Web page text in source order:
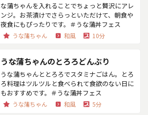
な蒲ちゃんを入れることでちょっと贅沢にアレ
ンジ。お茶漬けでさらっといただけて、朝食や
夜食にもぴったりです。＃うな蒲丼フェス
うな蒲ちゃん 和風 10分
うな蒲ちゃんのとろろどんぶり
うな蒲ちゃんととろろでスタミナごはん。とろ
ろ料理はツルツルと食べられて食欲のない日に
もおすすめです。＃うな蒲丼フェス
うな蒲ちゃん 和風 5分